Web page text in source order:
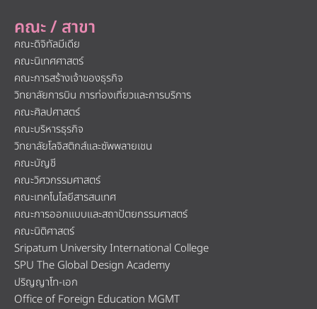
คณะ / สาขา
คณะดิจิทัลมีเดีย
คณะนิเทศศาสตร์
คณะการสร้างเจ้าของธุรกิจ
วิทยาลัยการบิน การท่องเที่ยวและการบริการ
คณะศิลปศาสตร์
คณะบริหารธุรกิจ
วิทยาลัยโลจิสติกส์และซัพพลายเชน
คณะบัญชี
คณะวิศวกรรมศาสตร์
คณะเทคโนโลยีสารสนเทศ
คณะการออกแบบและสถาปัตยกรรมศาสตร์
คณะนิติศาสตร์
Sripatum University International College
SPU The Global Design Academy
ปริญญาโท-เอก
Office of Foreign Education MGMT